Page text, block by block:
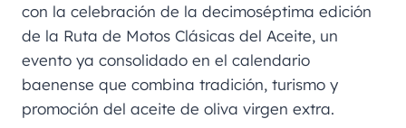
con la celebración de la decimoséptima edición
de la Ruta de Motos Clásicas del Aceite, un
evento ya consolidado en el calendario
baenense que combina tradición, turismo y
promoción del aceite de oliva virgen extra.